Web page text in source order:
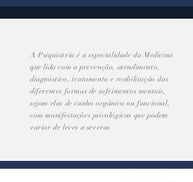
A Psiquiatria é a especialidade da Medicina
que lida com a prevenção, atendimento,
diagnóstico, tratamento e reabilitação das
diferentes formas de sofrimentos mentais,
sejam elas de cunho orgânico ou funcional,
com manifestações psicológicas que podem
variar de leves a severas